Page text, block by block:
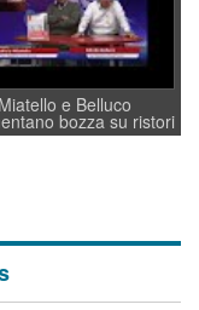
Miatello e Belluco
bozza su ristori
e Veneto Banca